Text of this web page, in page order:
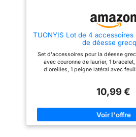
une
TUONYIS Lot de 4
de déesse
Set d'accessoires pour la déesse
avec couronne de laurier, 1
d'oreilles, 1 peigne latéral avec
10,99 €